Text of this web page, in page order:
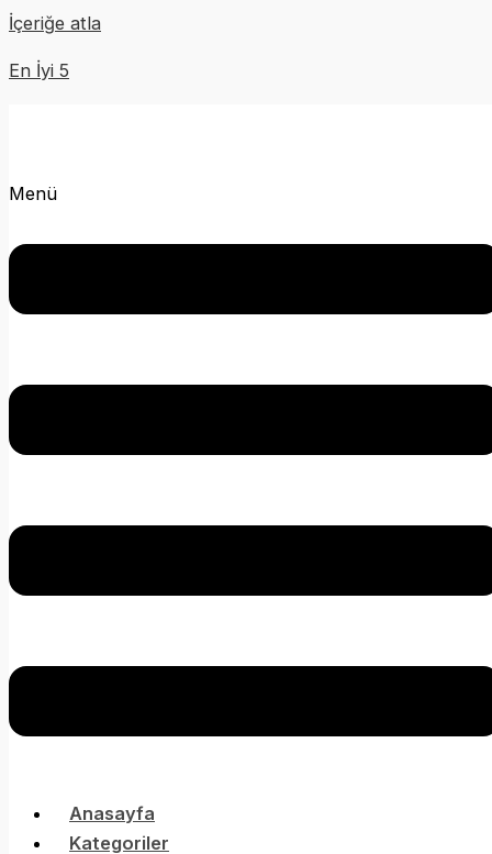
İçeriğe atla
En İyi 5
Menü
Anasayfa
Kategoriler